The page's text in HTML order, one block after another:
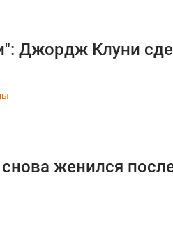
Джордж Клуни
женился